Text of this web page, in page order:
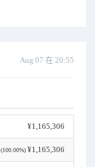
Aug 07 在 20:55
¥1,165,306
(100.00%) ¥1,165,306